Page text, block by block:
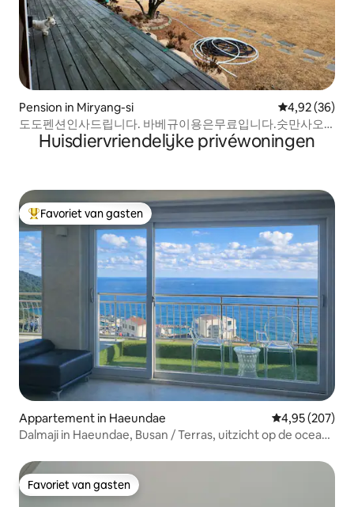
Pension in Miryang-si Gemiddelde
4,92 (36)
도도펜션인사드립니다. 바베규이용은무료입니다.숫만사오
세요미구비시숫만원입니다얼음골10분거리
Huisdiervriendelijke privéwoningen
Topfavoriet van gasten
Favoriet van gasten
Appartement in Haeundae Gemiddelde
4,95 (207)
Dalmaji in Haeundae, Busan / Terras, uitzicht op de oceaan
Gratis parkeren /
Favoriet van gasten
Favoriet van gasten